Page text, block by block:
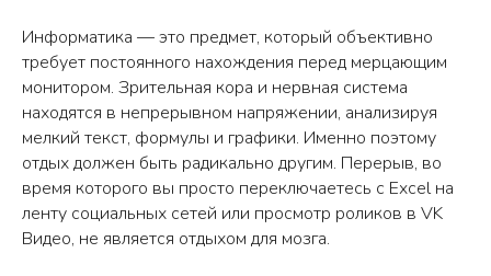
Информатика — это предмет, который объективно
требует постоянного нахождения перед мерцающим
монитором. Зрительная кора и нервная система
находятся в непрерывном напряжении, анализируя
мелкий текст, формулы и графики. Именно поэтому
отдых должен быть радикально другим. Перерыв, во
время которого вы просто переключаетесь с Excel на
ленту социальных сетей или просмотр роликов в VK
Видео, не является отдыхом для мозга.